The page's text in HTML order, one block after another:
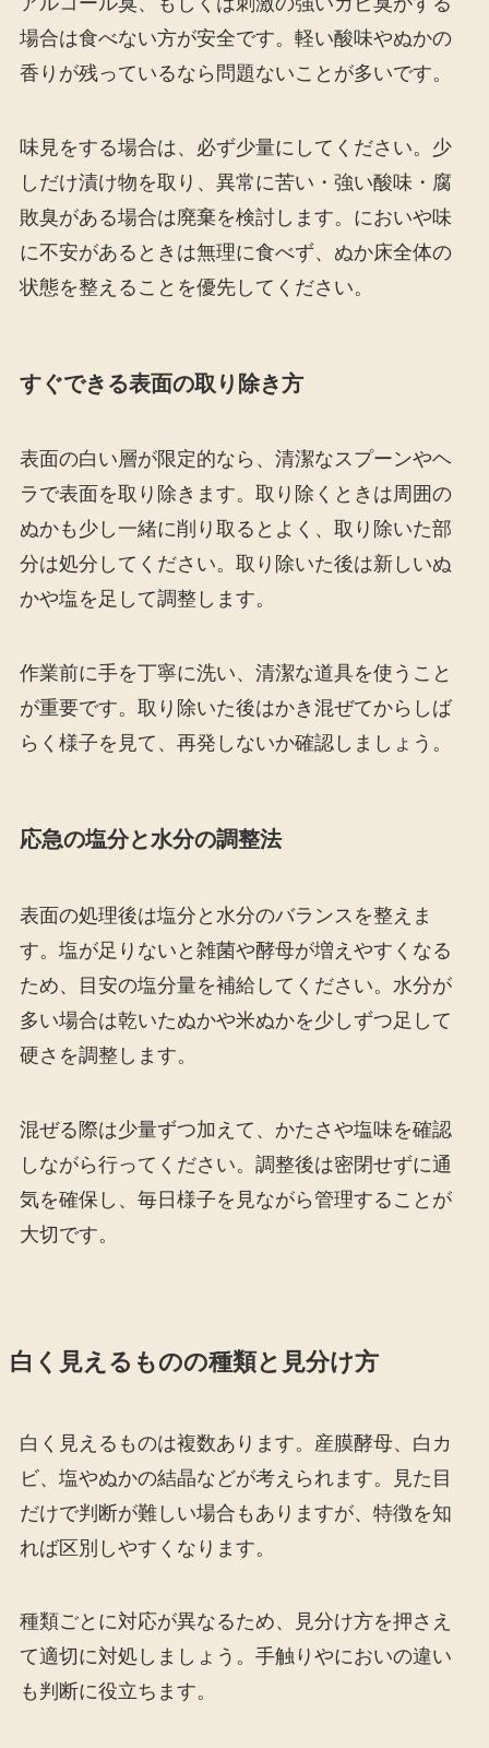
場合は食べない方が安全です。軽い酸味やぬかの
香りが残っているなら問題ないことが多いです。
味見をする場合は、必ず少量にしてください。少
しだけ漬け物を取り、異常に苦い・強い酸味・腐
敗臭がある場合は廃棄を検討します。においや味
に不安があるときは無理に食べず、ぬか床全体の
状態を整えることを優先してください。
すぐできる表面の取り除き方
表面の白い層が限定的なら、清潔なスプーンやヘ
ラで表面を取り除きます。取り除くときは周囲の
ぬかも少し一緒に削り取るとよく、取り除いた部
分は処分してください。取り除いた後は新しいぬ
かや塩を足して調整します。
作業前に手を丁寧に洗い、清潔な道具を使うこと
が重要です。取り除いた後はかき混ぜてからしば
らく様子を見て、再発しないか確認しましょう。
応急の塩分と水分の調整法
表面の処理後は塩分と水分のバランスを整えま
す。塩が足りないと雑菌や酵母が増えやすくなる
ため、目安の塩分量を補給してください。水分が
多い場合は乾いたぬかや米ぬかを少しずつ足して
硬さを調整します。
混ぜる際は少量ずつ加えて、かたさや塩味を確認
しながら行ってください。調整後は密閉せずに通
気を確保し、毎日様子を見ながら管理することが
大切です。
白く見えるものの種類と見分け方
白く見えるものは複数あります。産膜酵母、白カ
ビ、塩やぬかの結晶などが考えられます。見た目
だけで判断が難しい場合もありますが、特徴を知
れば区別しやすくなります。
種類ごとに対応が異なるため、見分け方を押さえ
て適切に対処しましょう。手触りやにおいの違い
も判断に役立ちます。